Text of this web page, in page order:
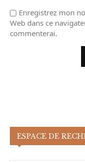
Enregistrez mon
Web dans ce
commenterai.
ESPACE DE